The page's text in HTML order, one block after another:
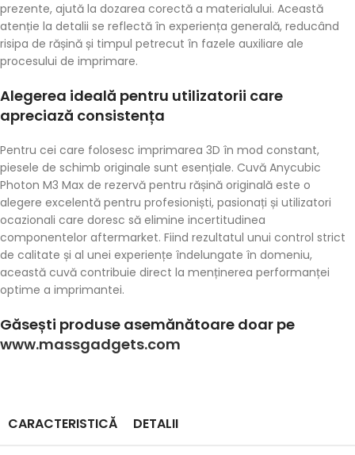
prezente, ajută la dozarea corectă a materialului. Această
atenție la detalii se reflectă în experiența generală, reducând
risipa de rășină și timpul petrecut în fazele auxiliare ale
procesului de imprimare.
Alegerea ideală pentru utilizatorii care
apreciază consistența
Pentru cei care folosesc imprimarea 3D în mod constant,
piesele de schimb originale sunt esențiale. Cuvă Anycubic
Photon M3 Max de rezervă pentru rășină originală este o
alegere excelentă pentru profesioniști, pasionați și utilizatori
ocazionali care doresc să elimine incertitudinea
componentelor aftermarket. Fiind rezultatul unui control strict
de calitate și al unei experiențe îndelungate în domeniu,
această cuvă contribuie direct la menținerea performanței
optime a imprimantei.
Găsești produse asemănătoare doar pe
www.massgadgets.com
CARACTERISTICĂ DETALII